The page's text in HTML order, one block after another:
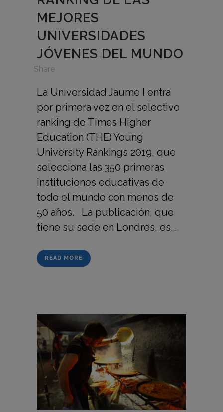
MEJORES
UNIVERSIDADES
JÓVENES DEL MUNDO
Share
La Universidad Jaume I entra
por primera vez en el selectivo
ranking de Times Higher
Education (THE) Young
University Rankings 2019, que
selecciona las 350 primeras
instituciones educativas de
todo el mundo con menos de
50 años. La publicación, que
tiene su sede en Londres, es...
READ MORE